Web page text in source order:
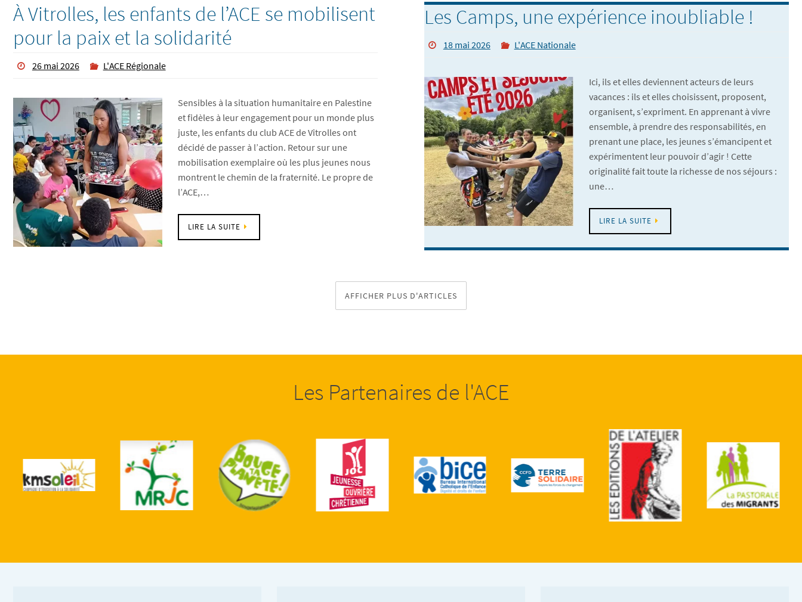
À Vitrolles, les enfants de l’ACE se mobilisent
pour la paix et la solidarité
26 mai 2026 L'ACE Régionale
Sensibles à la situation humanitaire en Palestine
et fidèles à leur engagement pour un monde plus
juste, les enfants du club ACE de Vitrolles ont
décidé de passer à l’action. Retour sur une
mobilisation exemplaire où les plus jeunes nous
montrent le chemin de la fraternité. Le propre de
l’ACE,…
LIRE LA SUITE
Les Camps, une expérience inoubliable !
18 mai 2026 L'ACE Nationale
Ici, ils et elles deviennent acteurs de leurs
vacances : ils et elles choisissent, proposent,
organisent, s’expriment. En apprenant à vivre
ensemble, à prendre des responsabilités, en
prenant une place, les jeunes s’émancipent et
expérimentent leur pouvoir d’agir ! Cette
originalité fait toute la richesse de nos séjours :
une…
LIRE LA SUITE
AFFICHER PLUS D'ARTICLES
Les Partenaires de l'ACE